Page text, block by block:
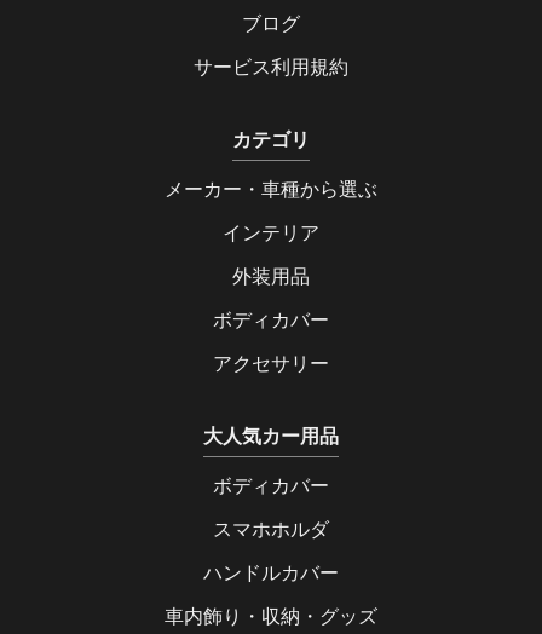
ブログ
サービス利用規約
カテゴリ
メーカー・車種から選ぶ
インテリア
外装用品
ボディカバー
アクセサリー
大人気カー用品
ボディカバー
スマホホルダ
ハンドルカバー
車内飾り・収納・グッズ